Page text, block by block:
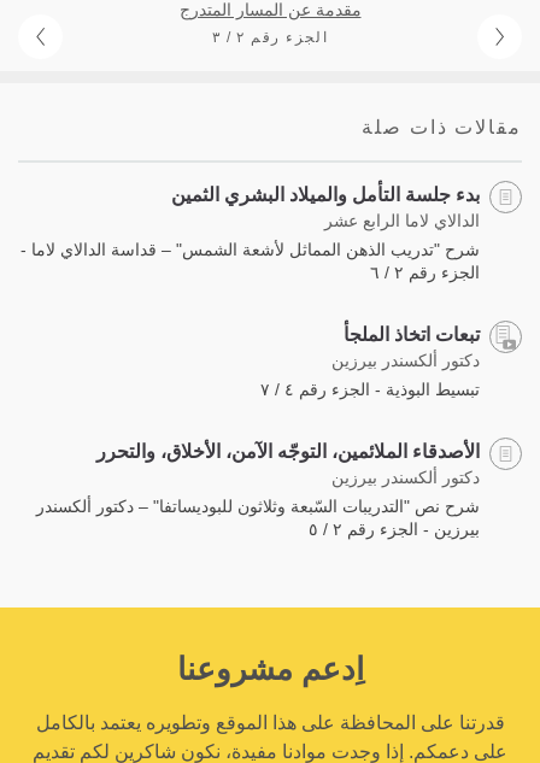
مقدمة عن المسار المتدرج
الجزء رقم ٢ / ٣
مقالات ذات صلة
بدء جلسة التأمل والميلاد البشري الثمين
الدالاي لاما الرابع عشر
شرح "تدريب الذهن المماثل لأشعة الشمس" – قداسة الدالاي لاما -
الجزء رقم ٢ / ٦
تبعات اتخاذ الملجأ
دكتور ألكسندر بيرزين
تبسيط البوذية - الجزء رقم ٤ / ٧
الأصدقاء الملائمين، التوجّه الآمن، الأخلاق، والتحرر
دكتور ألكسندر بيرزين
شرح نص "التدريبات السّبعة وثلاثون للبوديساتفا" – دكتور ألكسندر
بيرزين - الجزء رقم ٢ / ٥
اِدعم مشروعنا
قدرتنا على المحافظة على هذا الموقع وتطويره يعتمد بالكامل
على دعمكم. إذا وجدت موادنا مفيدة، نكون شاكرين لكم تقديم